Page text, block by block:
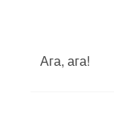
Ага, ага!